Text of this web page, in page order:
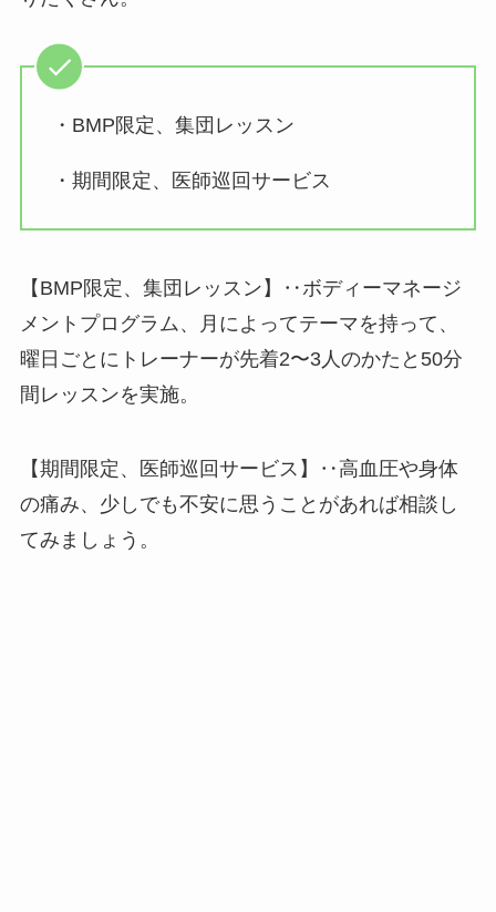
・BMP限定、集団レッスン
・期間限定、医師巡回サービス
【BMP限定、集団レッスン】‥ボディーマネージ
メントプログラム、月によってテーマを持って、
曜日ごとにトレーナーが先着2〜3人のかたと50分
間レッスンを実施。
【期間限定、医師巡回サービス】‥高血圧や身体
の痛み、少しでも不安に思うことがあれば相談し
てみましょう。